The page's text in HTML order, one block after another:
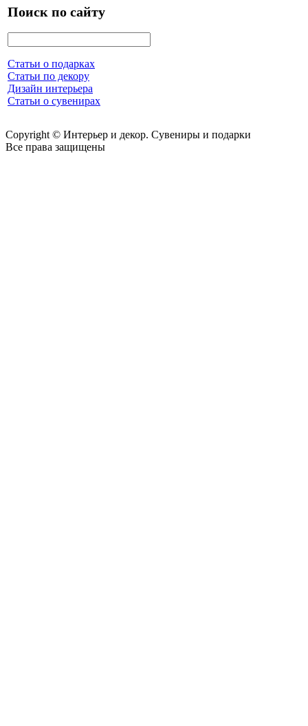
Поиск по сайту
Статьи о подарках
Статьи по декору
Дизайн интерьера
Статьи о сувенирах
Copyright © Интерьер и декор. Сувениры и подарки
Все права защищены